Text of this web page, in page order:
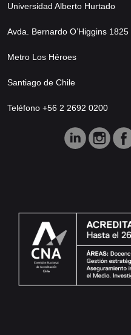
Universidad Alberto Hurtado
Avda. Bernardo O’Higgins 1825
Metro Los Héroes
Santiago de Chile
Teléfono +56 2 2692 0200